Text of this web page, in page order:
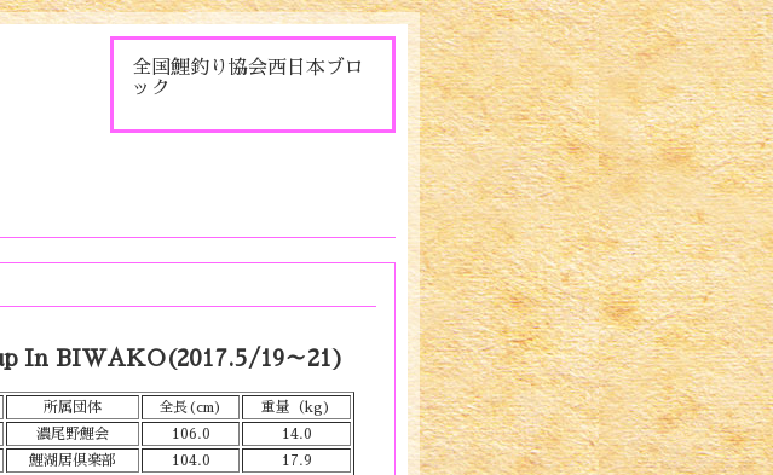
全国鯉釣り協会西日本ブロ
ック
In BIWAKO(2017.5/19～21)
所属団体 全長(cm)
重量（kg)
濃尾野鯉会 106.0
14.0
鯉湖居倶楽部 104.0
17.9